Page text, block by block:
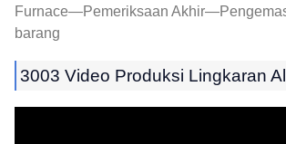
Furnace—Pemeriksaan
barang
3003 Video Produksi Lingkaran